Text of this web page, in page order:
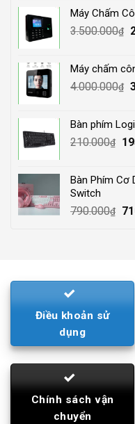
Máy Chấm
3.500.000₫
Máy chấm
4.000.000₫
Bàn phím
210.000₫
Bàn Phím Cơ
Switch
790.000₫
Điều khoản sử
dụng
Chính sách vận
chuyển